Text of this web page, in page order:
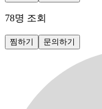
78명 조회
찜하기 문의하기